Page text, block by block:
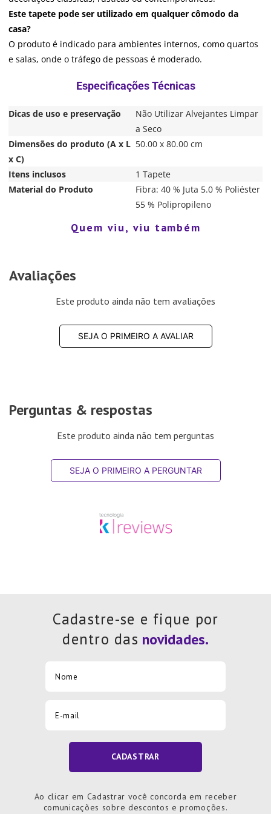
Este tapete pode ser utilizado em qualquer cômodo da
casa?
O produto é indicado para ambientes internos, como quartos
e salas, onde o tráfego de pessoas é moderado.
Dicas de uso e preservação
Não Utilizar Alvejantes Limpar
a Seco
Dimensões do produto (A x L
x C)
50.00 x 80.00 cm
Itens inclusos
1 Tapete
Material do Produto
Fibra: 40 % Juta 5.0 % Poliéster
55 % Polipropileno
Quem viu, viu também
Avaliações
Este produto ainda não tem avaliações
SEJA O PRIMEIRO A AVALIAR
Perguntas & respostas
Este produto ainda não tem perguntas
SEJA O PRIMEIRO A PERGUNTAR
Cadastre-se e fique por
dentro das
CADASTRAR
Ao clicar em Cadastrar você concorda em receber
comunicações sobre descontos e promoções.